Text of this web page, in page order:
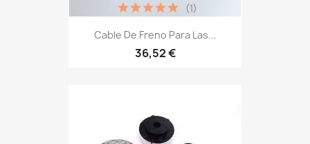
Cable De Freno Para Las...
36,52 €
(1)